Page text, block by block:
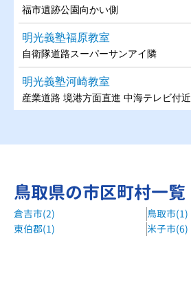
福市遺跡公園向かい側
明光義塾福原教室
自衛隊道路スーパーサンアイ隣
明光義塾河崎教室
産業道路 境港方面直進 中海テレビ付近
鳥取県の市区町村一覧
倉吉市(2)
鳥取市(1)
東伯郡(1)
米子市(6)